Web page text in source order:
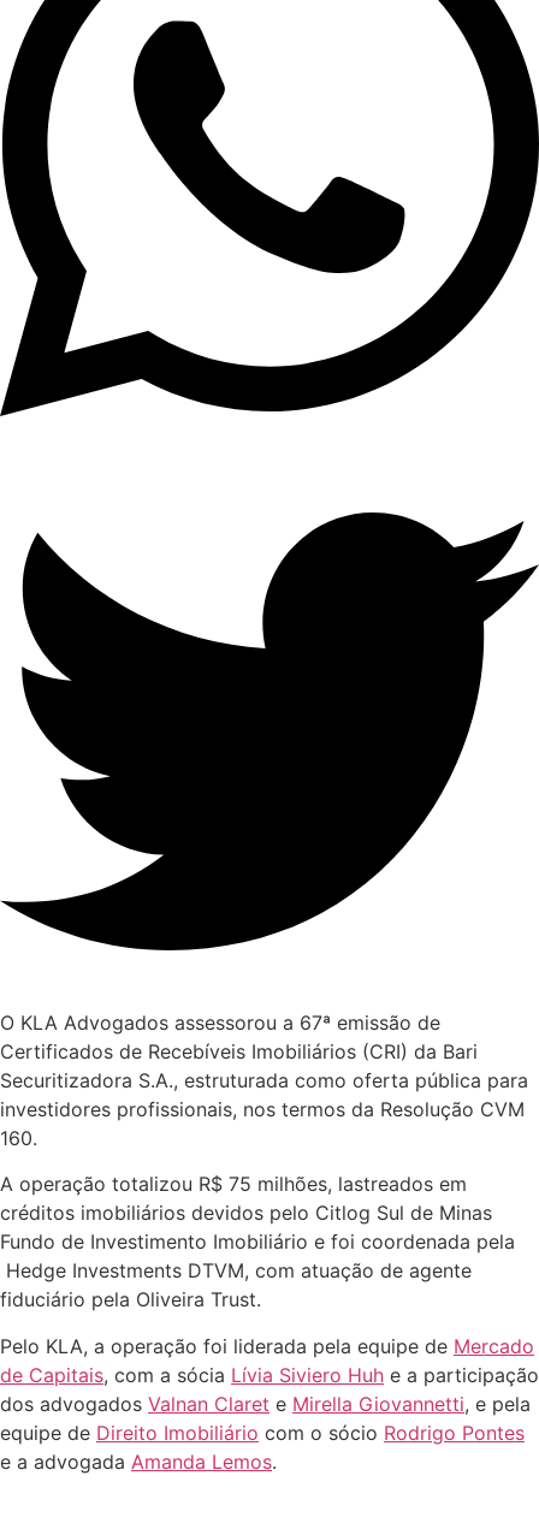
O KLA Advogados assessorou a 67ª emissão de
Certificados de Recebíveis Imobiliários (CRI) da Bari
Securitizadora S.A., estruturada como oferta pública para
investidores profissionais, nos termos da Resolução CVM
160.
A operação totalizou R$ 75 milhões, lastreados em
créditos imobiliários devidos pelo Citlog Sul de Minas
Fundo de Investimento Imobiliário e foi coordenada pela
Hedge Investments DTVM, com atuação de agente
fiduciário pela Oliveira Trust.
Pelo KLA, a operação foi liderada pela equipe de Mercado
de Capitais, com a sócia Lívia Siviero Huh e a participação
dos advogados Valnan Claret e Mirella Giovannetti, e pela
equipe de Direito Imobiliário com o sócio Rodrigo Pontes
e a advogada Amanda Lemos.